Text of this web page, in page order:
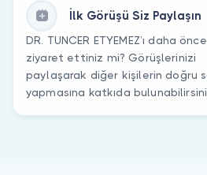
İlk Görüşü Siz Paylaşın
DR. TUNCER ETYEMEZ’ı daha önce
ziyaret ettiniz mi? Görüşlerinizi
paylaşarak diğer kişilerin doğru
yapmasına katkıda